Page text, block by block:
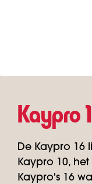
Kaypro
De Kaypro 16
Kaypro 10,
Kaypro's 16